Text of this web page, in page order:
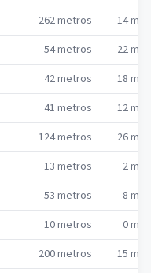
262metros 14
54metros 22
42metros 18
41 metros 12
124metros 26
13 metros 2
53 metros 8
10metros 0
200metros 15